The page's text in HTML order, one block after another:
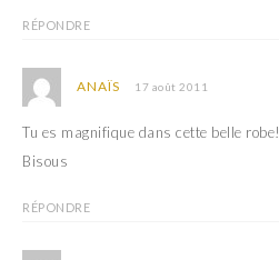
RÉPONDRE
ANAÏS 17 août 2011
Tu es magnifique dans cette belle robe!
Bisous
RÉPONDRE